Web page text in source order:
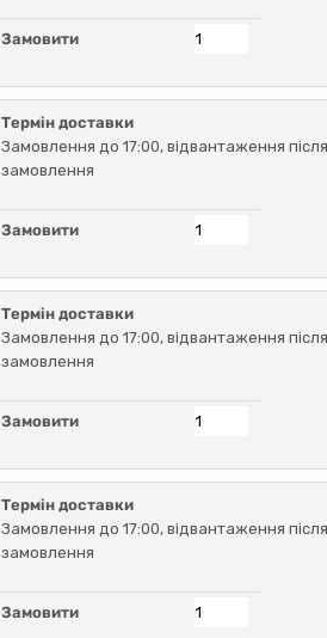
Замовити
Термін доставки
Замовлення до 17:00, відвантаження
замовлення
Замовити
Термін доставки
Замовлення до 17:00, відвантаження
замовлення
Замовити
Термін доставки
Замовлення до 17:00, відвантаження
замовлення
Замовити